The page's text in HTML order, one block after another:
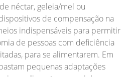
néctar, geleia/mel ou
de compensação na
indispensáveis para permitir
de pessoas com deficiência
para se alimentarem. Em
pequenas adaptações